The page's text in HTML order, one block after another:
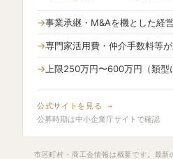
事業承継・M&Aを機とした経
専門家活用費・仲介手数料等
上限250万円〜600万円（類型
公式サイトを見る →
公募時期は中小企業庁サイトで確認
市区町村・商工会情報は概要です。最新